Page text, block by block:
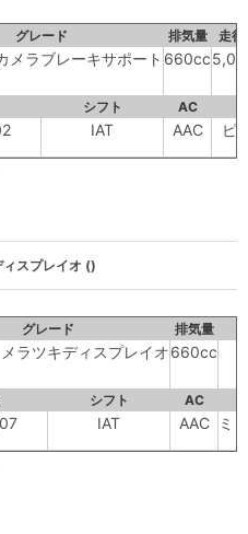
グレード 排気量 走
メラブレーキサポート 660cc
シフト AC
IAT AAC ピ
スプレイオ ()
グレード 排気量
ラツキディスプレイオ660cc
シフト AC
IAT AAC ミ